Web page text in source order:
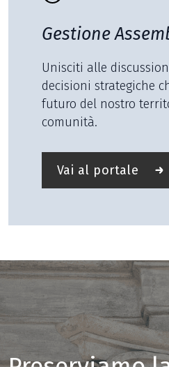
Gestione
Unisciti alle
decisioni strategiche
futuro del nostro
comunità.
Vai al portale